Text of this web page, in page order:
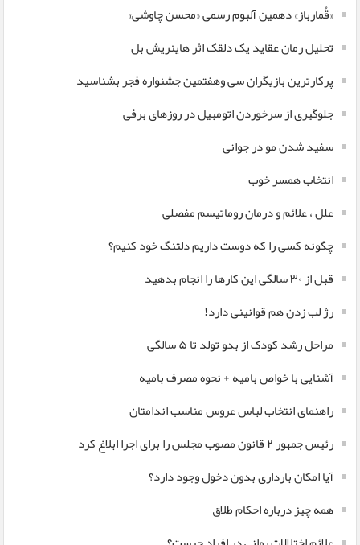
«قُمارباز» دهمین آلبوم رسمی «محسن چاوشی»
تحلیل رمان عقاید یک دلقک اثر هاینریش بل
پرکارترین بازیگران سی وهفتمین جشنواره فجر بشناسید
جلوگیری از سرخوردن اتومبیل در روزهای برفی
سفید شدن مو در جوانی
انتخاب همسر خوب
علل ، علائم و درمان روماتیسم مفصلی
چگونه کسی را که دوست داریم دلتنگ خود کنیم؟
قبل از ۳۰ سالگی این کارها را انجام بدهید
رژ لب زدن هم قوانینی دارد!
مراحل رشد کودک از بدو تولد تا ۵ سالگی
آشنایی با خواص بامیه + نحوه مصرف بامیه
راهنمای انتخاب لباس عروس مناسب اندامتان
رئیس جمهور ۲ قانون مصوب مجلس را برای اجرا ابلاغ کرد
آیا امکان بارداری بدون دخول وجود دارد؟
همه چیز درباره احکام طلاق